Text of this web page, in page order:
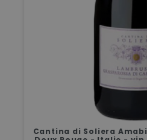
Cantina di Soliera